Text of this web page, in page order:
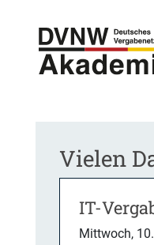
Vielen
IT-
Mittwoch,